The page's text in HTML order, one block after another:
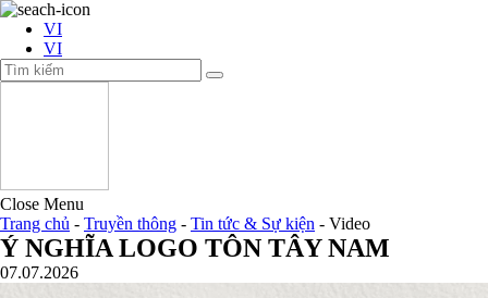
VI
VI
Close Menu
Trang chủ - Truyền thông - Tin tức & Sự kiện - Video
Ý NGHĨA LOGO TÔN TÂY NAM
07.07.2026